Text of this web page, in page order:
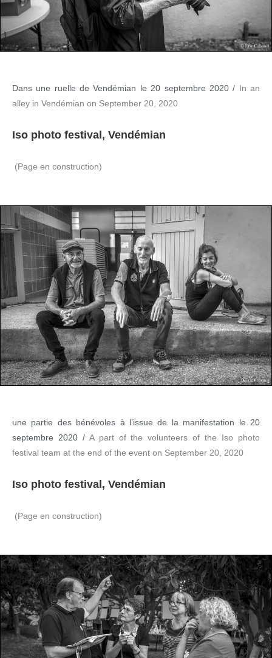
Dans une ruelle de Vendémian le 20 septembre 2020 / In an
alley in Vendémian on September 20, 2020
Iso photo festival, Vendémian
(Page en construction)
une partie des bénévoles à l’issue de la manifestation le 20
septembre 2020 / A part of the volunteers of the Iso photo
festival team at the end of the event on September 20, 2020
Iso photo festival, Vendémian
(Page en construction)